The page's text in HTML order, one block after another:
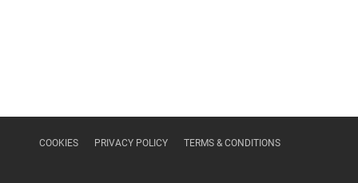
COOKIES PRIVACY POLICY TERMS & CONDITIONS